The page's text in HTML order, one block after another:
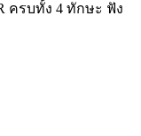
ครบทั้ง 4 ทักษะ ฟัง